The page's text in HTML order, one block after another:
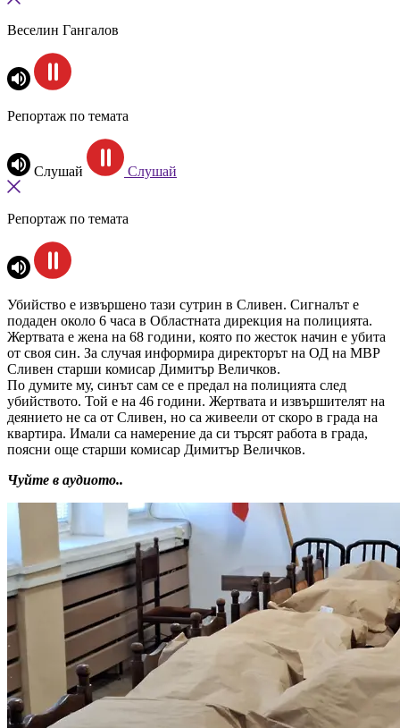
Веселин Гангалов
Репортаж по темата
Слушай Слушай
Репортаж по темата
Убийство е извършено тази сутрин в Сливен. Сигналът е
подаден около 6 часа в Областната дирекция на полицията.
Жертвата е жена на 68 години, която по жесток начин е убита
от своя син. За случая информира директорът на ОД на МВР
Сливен старши комисар Димитър Величков.
По думите му, синът сам се е предал на полицията след
убийството. Той е на 46 години. Жертвата и извършителят на
деянието не са от Сливен, но са живеели от скоро в града на
квартира. Имали са намерение да си търсят работа в града,
поясни още старши комисар Димитър Величков.
Чуйте в аудиото..